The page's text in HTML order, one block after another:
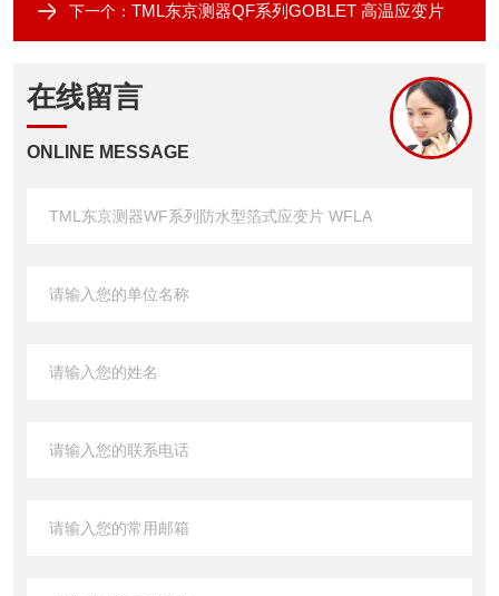
下一个： TML东京测器QF系列GOBLET 高温应变片
在线留言
ONLINE MESSAGE